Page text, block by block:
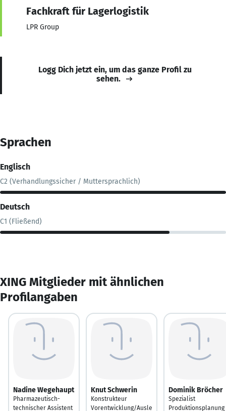
Fachkraft für Lagerlogistik
LPR Group
Logg Dich jetzt ein, um das ganze Profil zu
sehen.
Sprachen
Englisch
C2 (Verhandlungssicher / Muttersprachlich)
Deutsch
C1 (Fließend)
XING Mitglieder mit ähnlichen
Profilangaben
Nadine Wegehaupt
Pharmazeutisch-
technischer Assistent
Knut Schwerin
Konstrukteur
Vorentwicklung/Ausle
Dominik Bröcher
Spezialist
Produktionsplanung